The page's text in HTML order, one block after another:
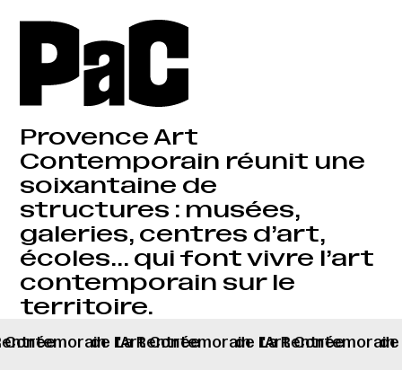
Provence Art
Contemporain réunit une
soixantaine de
structures : musées,
galeries, centres d’art,
écoles… qui font vivre l’art
contemporain sur le
territoire.
Contemorain
La Rentréede l'Art Contemorain
La Rentréede l'Art Contemorain
La Rentrée